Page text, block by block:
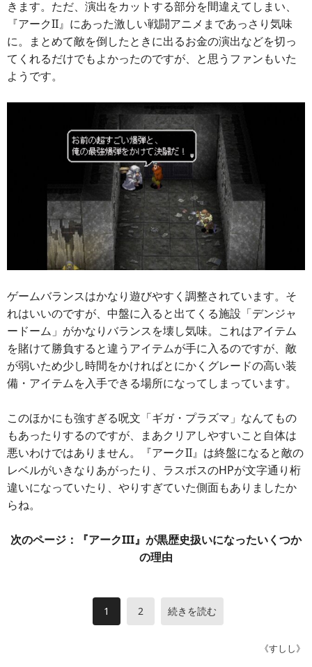
きます。ただ、演出をカットする部分を間違えてしまい、
『アークII』にあった激しい戦闘アニメまであっさり気味
に。まとめて敵を倒したときに出るお金の演出などを切っ
てくれるだけでもよかったのですが、と思うファンもいた
ようです。
ゲームバランスはかなり遊びやすく調整されています。そ
れはいいのですが、中盤に入ると出てくる施設「デンジャ
ードーム」がかなりバランスを壊し気味。これはアイテム
を賭けて勝負すると違うアイテムが手に入るのですが、敵
が弱いため少し時間をかければとにかくグレードの高い装
備・アイテムを入手できる場所になってしまっています。
このほかにも強すぎる呪文「ギガ・プラズマ」なんてもの
もあったりするのですが、まあクリアしやすいこと自体は
悪いわけではありません。『アークII』は終盤になると敵の
レベルがいきなりあがったり、ラスボスのHPが文字通り桁
違いになっていたり、やりすぎていた側面もありましたか
らね。
次のページ：『アークIII』が黒歴史扱いになったいくつか
の理由
1 2 続きを読む
《すしし》